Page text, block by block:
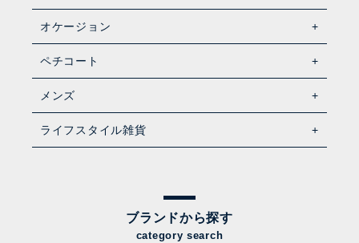
オケージョン
ペチコート
メンズ
ライフスタイル雑貨
ブランドから探す
category search